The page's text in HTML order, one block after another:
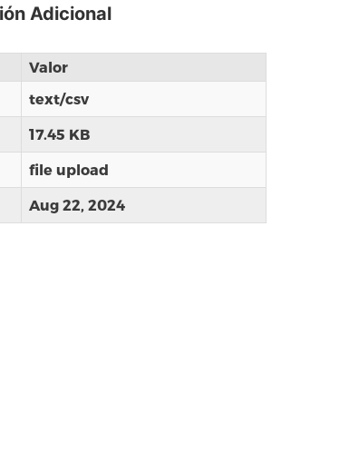
Adicional
Valor
text/csv
17.45 KB
file upload
Aug 22, 2024